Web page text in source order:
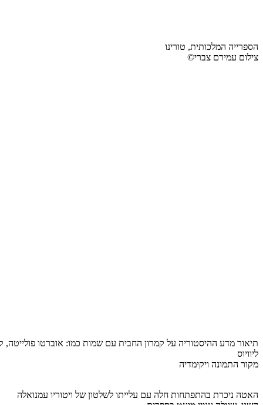
הספרייה המלכותית, טורינו
צילום עמירם צברי©
תיאור מדע ההיסטוריה על קמרון החבית עם שמות כמו: אוברטו פולייטה,
ליוויוס
מקור התמונה ויקימדיה
האטה ניכרת בהתפתחות חלה עם עלייתו לשלטון של ויטוריו עמנואלה